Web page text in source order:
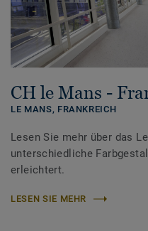
CH le Mans -
LE MANS, FRANKREICH
Lesen Sie mehr über das
unterschiedliche
erleichtert.
LESEN SIE MEHR